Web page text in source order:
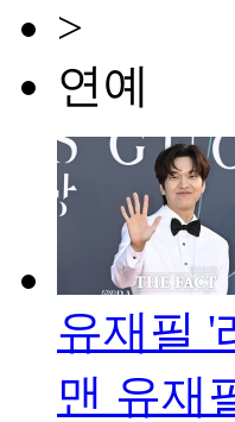
>
연예
유재필 '
맨 유재